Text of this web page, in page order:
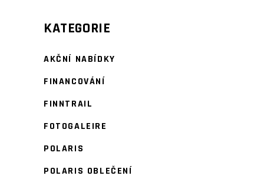
KATEGORIE
AKČNÍ NABÍDKY
FINANCOVÁNÍ
FINNTRAIL
FOTOGALEIRE
POLARIS
POLARIS OBLEČENÍ